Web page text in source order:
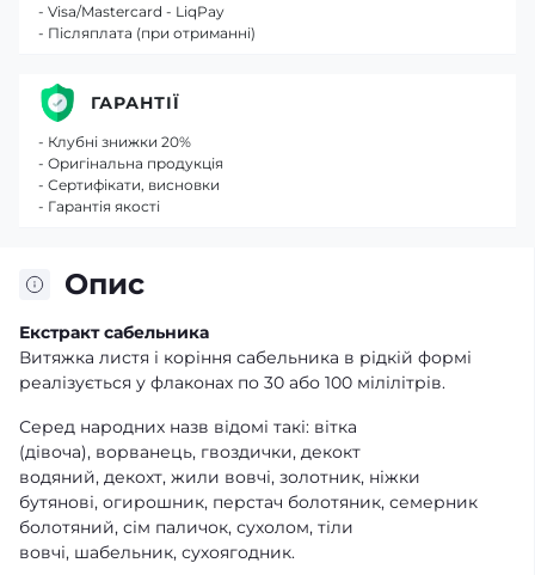
Опис
Екстракт сабельника
Витяжка листя і коріння сабельника в рідкій формі
реалізується у флаконах по 30 або 100 мілілітрів.
Серед народних назв відомі такі: вітка
(дівоча), ворванець, гвоздички, декокт
водяний, декохт, жили вовчі, золотник, ніжки
бутянові, огирошник, перстач болотяник, семерник
болотяний, сім паличок, сухолом, тіли
вовчі, шабельник, сухоягодник.
- Visa/Mastercard - LiqPay
- Післяплата (при отриманні)
ГАРАНТІЇ
- Клубні знижки 20%
- Оригінальна продукція
- Сертифікати, висновки
- Гарантія якості